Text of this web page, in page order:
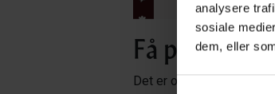
analysere
sosiale
dem, eller
Samtykkevalg
Få p
Det er også mulig å få